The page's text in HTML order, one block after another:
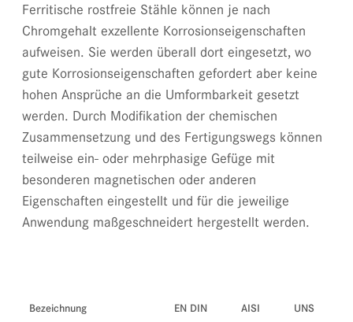
Ferritische rostfreie Stähle können je nach
Chromgehalt exzellente Korrosionseigenschaften
aufweisen. Sie werden überall dort eingesetzt, wo
gute Korrosionseigenschaften gefordert aber keine
hohen Ansprüche an die Umformbarkeit gesetzt
werden. Durch Modifikation der chemischen
Zusammensetzung und des Fertigungswegs können
teilweise ein- oder mehrphasige Gefüge mit
besonderen magnetischen oder anderen
Eigenschaften eingestellt und für die jeweilige
Anwendung maßgeschneidert hergestellt werden.
Bezeichnung EN DIN AISI UNS